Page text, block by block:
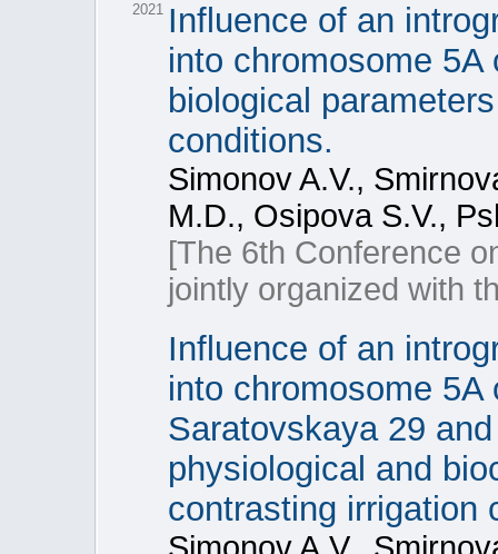
2021 Influence of an
into chromosome
biological
conditions.
Simonov A.V.,
M.D., Osipova S.V.,
[The 6th Conference
jointly organized with
Influence of an
into chromosome
Saratovskaya 29
physiological and
contrasting irrigation